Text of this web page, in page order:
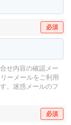
必須
せ内容の確認メー
ーメールをご利用
。 迷惑メールのフ
必須